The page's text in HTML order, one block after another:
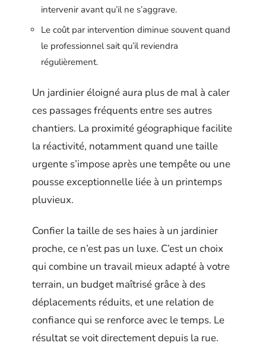
intervenir avant qu’il ne s’aggrave.
Le coût par intervention diminue souvent quand
le professionnel sait qu’il reviendra
régulièrement.
Un jardinier éloigné aura plus de mal à caler
ces passages fréquents entre ses autres
chantiers. La proximité géographique facilite
la réactivité, notamment quand une taille
urgente s’impose après une tempête ou une
pousse exceptionnelle liée à un printemps
pluvieux.
Confier la taille de ses haies à un jardinier
proche, ce n’est pas un luxe. C’est un choix
qui combine un travail mieux adapté à votre
terrain, un budget maîtrisé grâce à des
déplacements réduits, et une relation de
confiance qui se renforce avec le temps. Le
résultat se voit directement depuis la rue.